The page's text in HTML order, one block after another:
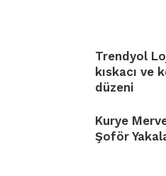
Trendyol
kıskacı ve
düzeni
Kurye
Şoför